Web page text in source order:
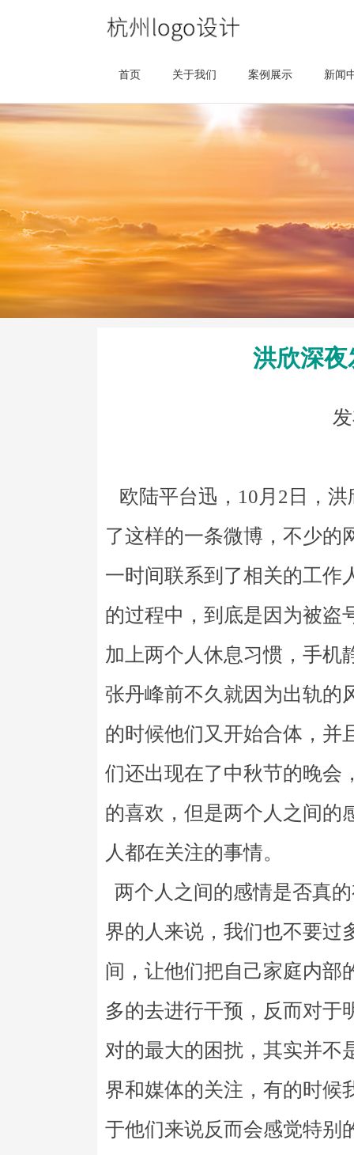
首页 关于我们 案例展示 新闻
洪欣深
欧陆平台迅，10月2日，
了这样的一条微博，不少的
一时间联系到了相关的工作
的过程中，到底是因为被盗
加上两个人休息习惯，手机
张丹峰前不久就因为出轨的
的时候他们又开始合体，并
们还出现在了中秋节的晚会
的喜欢，但是两个人之间的
人都在关注的事情。
两个人之间的感情是否真
界的人来说，我们也不要过
间，让他们把自己家庭内部
多的去进行干预，反而对于
对的最大的困扰，其实并不
界和媒体的关注，有的时候
于他们来说反而会感觉特别